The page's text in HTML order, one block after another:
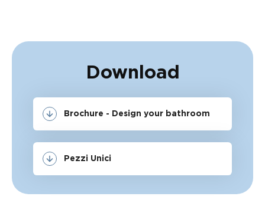
Download
Brochure - Design your bathroom
Pezzi Unici